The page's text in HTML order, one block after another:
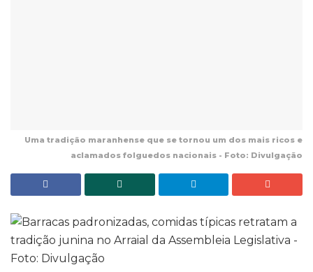
Uma tradição maranhense que se tornou um dos mais ricos e
aclamados folguedos nacionais - Foto: Divulgação